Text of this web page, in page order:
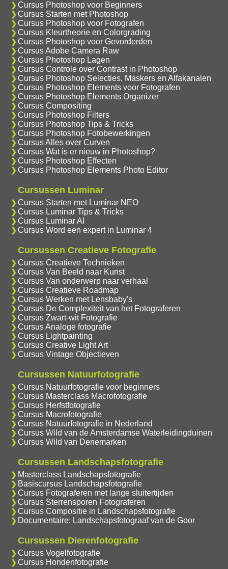
Cursus Photoshop voor Beginners
Cursus Starten met Photoshop
Cursus Photoshop voor Fotografen
Cursus Kleurtheorie en Colorgrading
Cursus Photoshop voor Gevorderden
Cursus Adobe Camera Raw
Cursus Photoshop Lagen
Cursus Controle over Contrast in Photoshop
Cursus Photoshop Selecties, Maskers en Alfakanalen
Cursus Photoshop Elements voor Fotografen
Cursus Photoshop Elements Organizer
Cursus Compositing
Cursus Photoshop Filters
Cursus Photoshop Tips & Tricks
Cursus Photoshop Fotobewerkingen
Cursus Alles over Curven
Cursus Wat is er nieuw in Photoshop?
Cursus Photoshop Effecten
Cursus Photoshop Elements Photo Editor
Cursussen Luminar
Cursus Starten met Luminar NEO
Cursus Luminar Tips & Tricks
Cursus Luminar AI
Cursus Word een expert in Luminar 4
Cursussen Creatieve Fotografie
Cursus Creatieve Technieken
Cursus Van Beeld naar Kunst
Cursus Van onderwerp naar verhaal
Cursus Creatieve Roadmap
Cursus Werken met Lensbaby's
Cursus De Complexiteit van het Fotograferen
Cursus Zwart-wit Fotografie
Cursus Analoge fotografie
Cursus Lightpainting
Cursus Creative Light Art
Cursus Vintage Objectieven
Cursussen Natuurfotografie
Cursus Natuurfotografie voor beginners
Cursus Masterclass Macrofotografie
Cursus Herfstfotografie
Cursus Macrofotografie
Cursus Natuurfotografie in Nederland
Cursus Wild van de Amsterdamse Waterleidingduinen
Cursus Wild van Denemarken
Cursussen Landschapsfotografie
Masterclass Landschapsfotografie
Basiscursus Landschapsfotografie
Cursus Fotograferen met lange sluitertijden
Cursus Sterrensporen Fotograferen
Cursus Compositie in Landschapsfotografie
Documentaire: Landschapsfotograaf van de Goor
Cursussen Dierenfotografie
Cursus Vogelfotografie
Cursus Hondenfotografie